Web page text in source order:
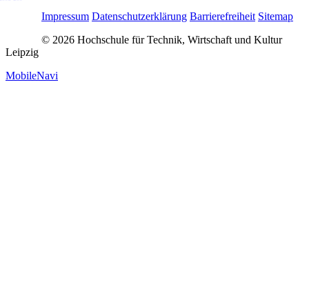
Impressum Datenschutzerklärung Barrierefreiheit Sitemap
© 2026 Hochschule für Technik, Wirtschaft und Kultur
Leipzig
MobileNavi